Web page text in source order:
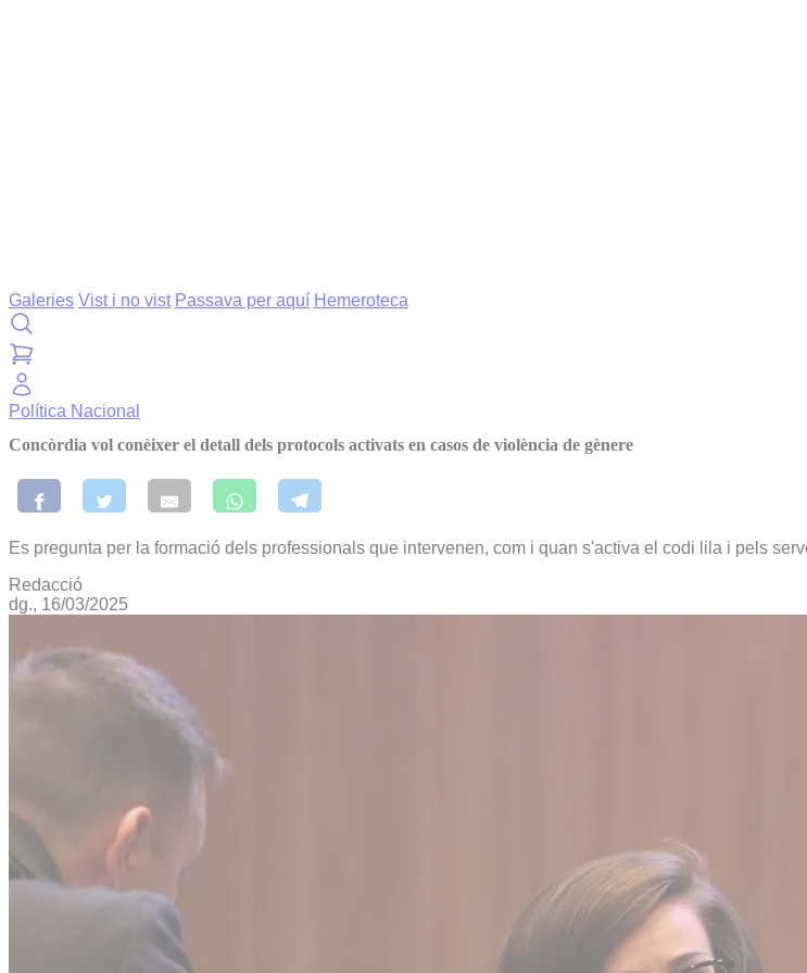
Galeries Vist i no vist Passava per aquí Hemeroteca
Política Nacional
Concòrdia vol conèixer el detall dels protocols activats en casos de violència de gènere
Es pregunta per la formació dels professionals que intervenen, com i quan s'activa el codi lila i pels
Redacció
dg., 16/03/2025